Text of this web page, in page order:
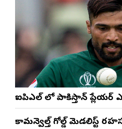
ఐపిఎల్ లో పాకిస్తాన్ ప్లేయర్
కామన్వెల్త్ గోల్డ్ మెడలిస్ట్